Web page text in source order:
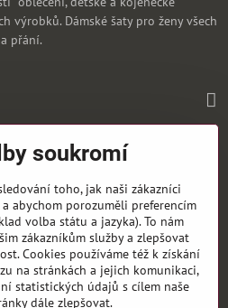
výrobků. Dámské šaty pro ženy všech
přání.
soukromí
toho, jak naši zákazníci
abychom porozuměli preferencím
volba státu a jazyka). To nám
zákazníkům služby a zlepšovat
Cookies používáme též k získání
na stránkách a jejich komunikaci,
statistických údajů s cílem naše
dále zlepšovat.